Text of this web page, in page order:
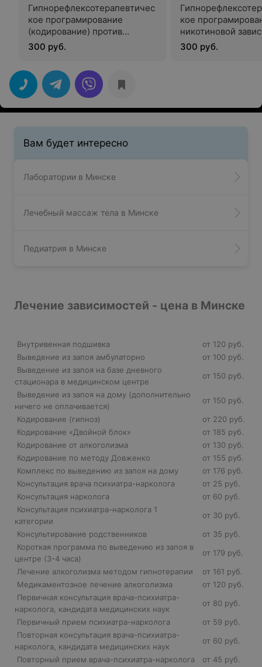
Гипнорефлексотерапевтичес
кое програмирование
(кодирование) против
алкогольной зависимости
300 руб.
кое
никотиновой
300 руб.
Вам будет интересно
Лаборатории в Минске
Лечебный массаж тела в Минске
Педиатрия в Минске
Лечение зависимостей - цена в Минске
Внутривенная подшивка
от 120 руб.
Выведение из запоя амбулаторно
от 100 руб.
Выведение из запоя на базе дневного
стационара в медицинском центре
от 150 руб.
Выведение из запоя на дому (дополнительно
ничего не оплачивается)
от 150 руб.
Кодирование (гипноз)
от 220 руб.
Кодирование «Двойной блок»
от 185 руб.
Кодирование от алкоголизма
от 130 руб.
Кодирование по методу Довженко
от 155 руб.
Комплекс по выведению из запоя на дому
от 176 руб.
Консультация врача психиатра-нарколога
от 25 руб.
Консультация нарколога
от 60 руб.
Консультация психиатра-нарколога 1
категории
от 30 руб.
Консультирование родственников
от 35 руб.
Короткая программа по выведению из запоя в
центре (3-4 часа)
от 179 руб.
Лечение алкоголизма методом гипнотерапии
от 161 руб.
Медикаментозное лечение алкоголизма
от 120 руб.
Первичная консультация врача-психиатра-
нарколога, кандидата медицинских наук
от 80 руб.
Первичный прием психиатра-нарколога
от 59 руб.
Повторная консультация врача-психиатра-
нарколога, кандидата медицинских наук
от 60 руб.
Повторный прием врача-психиатра-нарколога
от 45 руб.